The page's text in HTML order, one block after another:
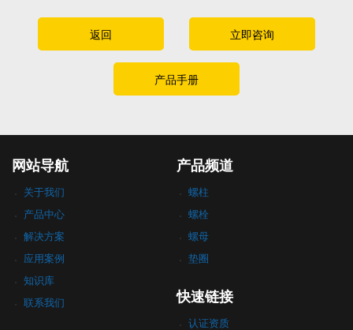
返回 立即咨询
产品手册
网站导航
关于我们
产品中心
解决方案
应用案例
知识库
联系我们
产品频道
螺柱
螺栓
螺母
垫圈
快速链接
认证资质